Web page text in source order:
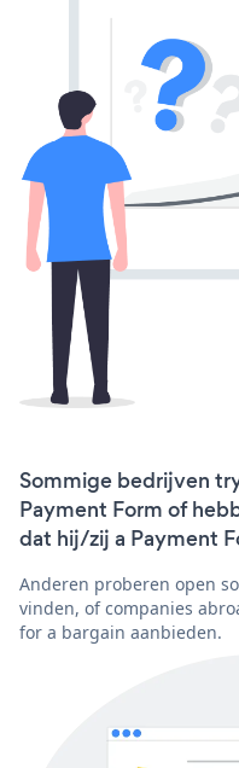
Sommige bedrijven
Payment Form of
dat hij/zij a Payment
Anderen proberen open
vinden, of companies
for a bargain aanbieden.